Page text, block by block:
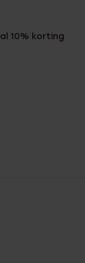
10% korting